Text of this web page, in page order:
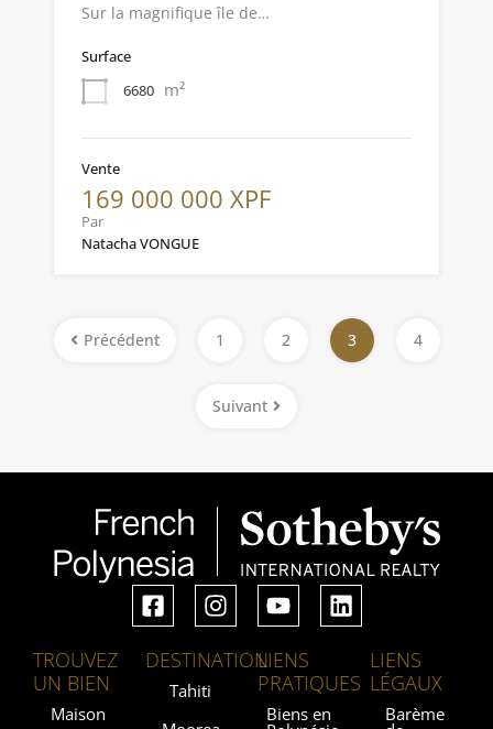
Sur la magnifique île de…
Surface
6680 m²
Vente
169 000 000 XPF
Par
Natacha VONGUE
Précédent 1 2 3 4
Suivant
TROUVEZ
UN BIEN
Maison
DESTINATION
Tahiti
LIENS
PRATIQUES
Biens en
LIENS
LÉGAUX
Barème